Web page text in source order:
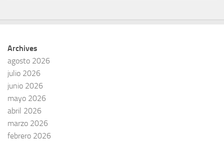
Archives
agosto 2026
julio 2026
junio 2026
mayo 2026
abril 2026
marzo 2026
febrero 2026